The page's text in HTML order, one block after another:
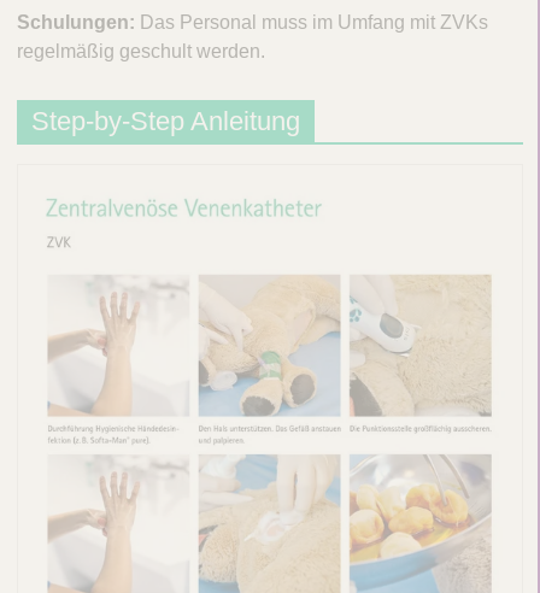
Schulungen: Das Personal muss im Umfang mit ZVKs
regelmäßig geschult werden.
Step-by-Step Anleitung